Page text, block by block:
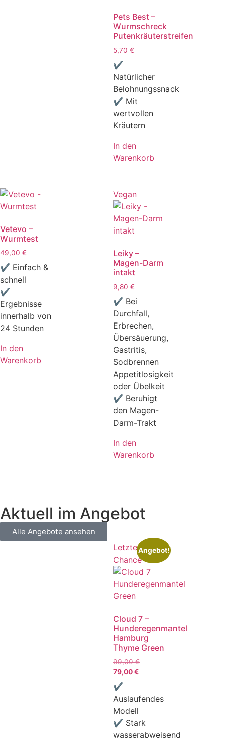
Pets Best –
Wurmschreck
Putenkräuterstreifen
5,70 €
✔
Natürlicher
Belohnungssnack
✔ Mit
wertvollen
Kräutern
In den
Warenkorb
Vetevo –
Wurmtest
49,00 €
✔ Einfach &
schnell
✔
Ergebnisse
innerhalb von
24 Stunden
In den
Warenkorb
Vegan
Leiky –
Magen-Darm
intakt
9,80 €
✔ Bei
Durchfall,
Erbrechen,
Übersäuerung,
Gastritis,
Sodbrennen
Appetitlosigkeit
oder Übelkeit
✔ Beruhigt
den Magen-
Darm-Trakt
In den
Warenkorb
Aktuell im Angebot
Alle Angebote ansehen
Letzte
Chance
Angebot!
Cloud 7 –
Hunderegenmantel
Hamburg
Thyme Green
99,00€
79,00€
✔
Auslaufendes
Modell
✔ Stark
wasserabweisend